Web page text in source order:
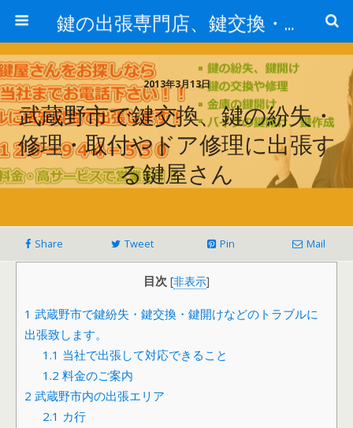
鍵の出張専門店、鍵交換・修理が格安料金/東京・埼玉・さいたま市
2013年3月13日
武蔵野市で鍵交換、鍵の紛失・
修理・取付やドア修理に出張す
る鍵屋さん
Share Tweet Pin Mail
目次 [非表示]
1 武蔵野市で鍵紛失・鍵交換・鍵開けなどのトラブルに
出張致します。
1.1 当社で出張して対応できること
1.2 料金のご案内
2 武蔵野市内の出張エリア
2.1 カ行